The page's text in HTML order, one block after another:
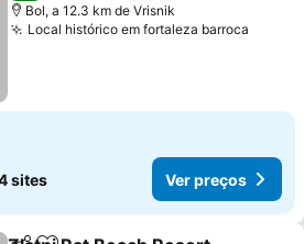
Bol, a 12.3 km de Vrisnik
Local histórico em fortaleza barroca
sites Ver preços